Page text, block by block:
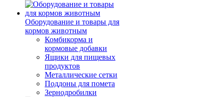
Оборудование и товары для
кормов животным
Комбикорма и
кормовые добавки
Ящики для пищевых
продуктов
Металлические сетки
Поддоны для помета
Зернодробилки